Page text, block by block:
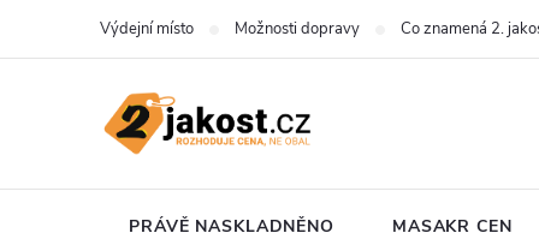
Výdejní místo Možnosti dopravy Co znamená 2.
PRÁVĚ NASKLADNĚNO MASAKR CEN